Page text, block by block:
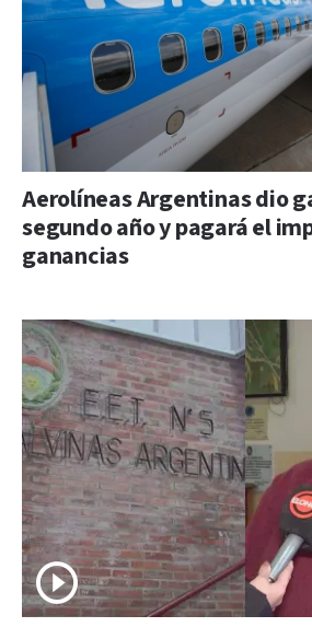
Aerolíneas Argentinas dio
segundo año y pagará el
ganancias